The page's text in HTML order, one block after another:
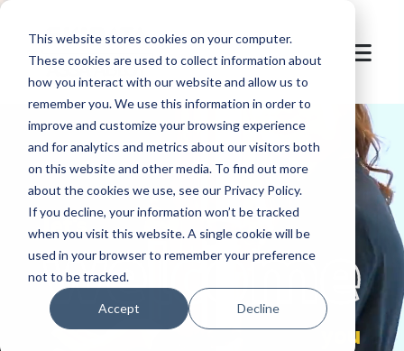
This website stores cookies on your computer.
These cookies are used to collect information about
how you interact with our website and allow us to
remember you. We use this information in order to
improve and customize your browsing experience
and for analytics and metrics about our visitors both
on this website and other media. To find out more
about the cookies we use, see our Privacy Policy.
If you decline, your information won’t be tracked
when you visit this website. A single cookie will be
used in your browser to remember your preference
not to be tracked.
Accept Decline
let's
welcome
you